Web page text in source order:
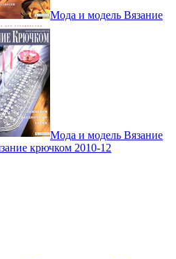
Мода и модель Вязание
Мода и модель Вязание
крючком 2010-12